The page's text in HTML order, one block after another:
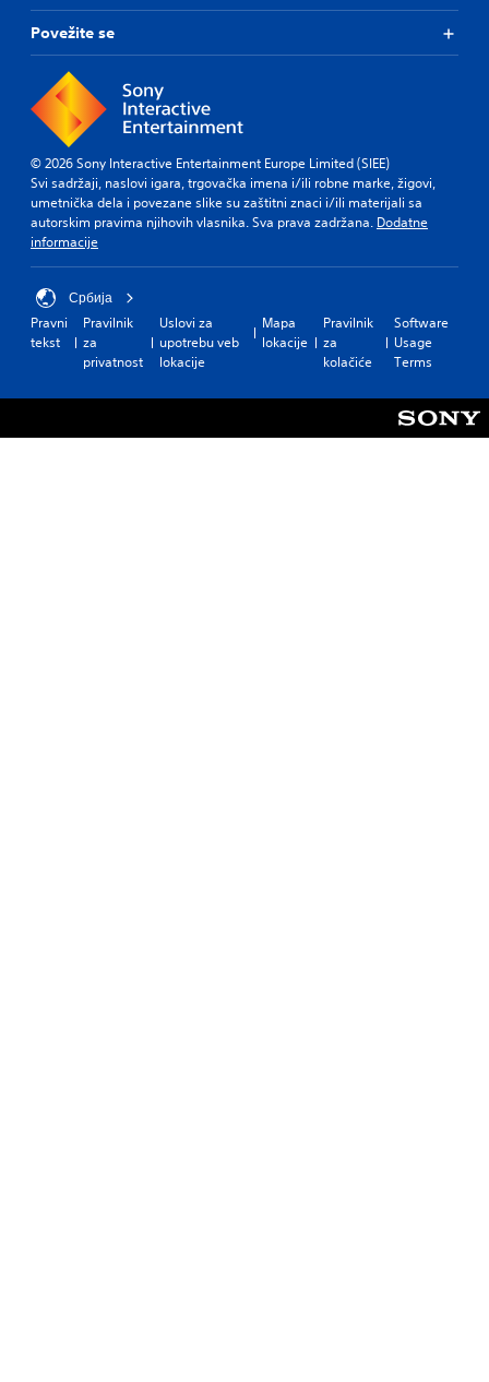
Povežite se
© 2026 Sony Interactive Entertainment Europe Limited (SIEE)
Svi sadržaji, naslovi igara, trgovačka imena i/ili robne marke, žigovi,
umetnička dela i povezane slike su zaštitni znaci i/ili materijali sa
autorskim pravima njihovih vlasnika. Sva prava zadržana. Dodatne
informacije
Србија
Pravni
tekst
Pravilnik
za
privatnost
Uslovi za
upotrebu veb
lokacije
Mapa
lokacije
Pravilnik
za
kolačiće
Software
Usage
Terms